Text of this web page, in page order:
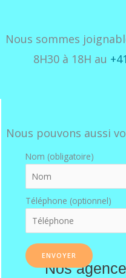
Nous sommes
8H30 à 18H au
Nous pouvons aussi
Nom (obligatoire)
Téléphone (optionnel)
Nos